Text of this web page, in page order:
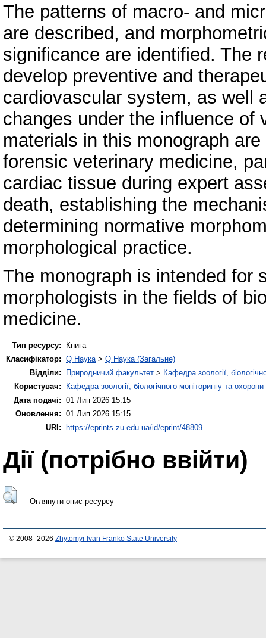
The patterns of macro- and
are described, and
significance are identified. The
develop preventive and
cardiovascular system, as well
changes under the influence of
materials in this monograph
forensic veterinary medicine,
cardiac tissue during expert
death, establishing the
determining normative
morphological practice.
The monograph is intended for
morphologists in the fields of
medicine.
Тип ресурсу:
Книга
Класифікатор: Q Наука> Q Наука (Загальне)
Відділи:
Природничий факультет > Кафедра зоології,
Користувач:
Кафедра зоології, біологічного моніторингу та
Дата подачі: 01 Лип 2026 15:15
Оновлення: 01 Лип 2026 15:15
URI:
https://eprints.zu.edu.ua/id/eprint/48809
Дії ​​(потрібно ввійти)
Оглянути опис ресурсу
© 2008–2026 Zhytomyr Ivan Franko State University